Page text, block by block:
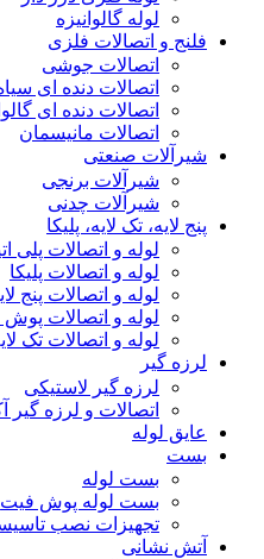
لوله گالوانیزه
فلنج و اتصالات فلزی
اتصالات جوشی
اتصالات دنده ای
اتصالات دنده ای
اتصالات مانیسمان
شیرآلات صنعتی
شیرآلات برنجی
شیرآلات چدنی
پنج لایه، تک لایه، پلیکا
لوله و اتصالات پلی
لوله و اتصالات پلیکا
لوله و اتصالات پنج
لوله و اتصالات
لوله و اتصالات تک
لرزه گیر
لرزه گیر لاستیکی
اتصالات و لرزه گیر
عایق لوله
بست
بست لوله
بست لوله پوش فیت
تجهیزات نصب
آتش نشانی